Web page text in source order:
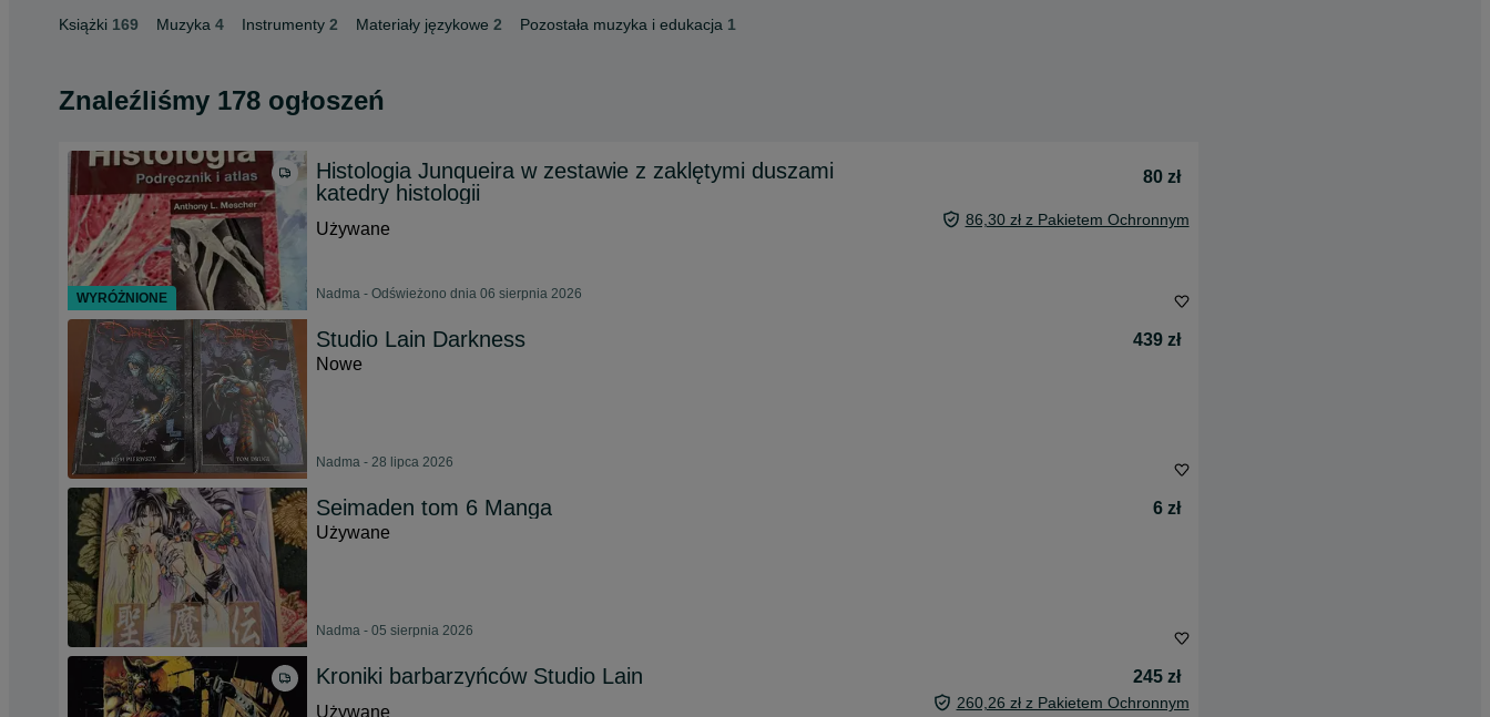
Książki 169 Muzyka 4 Instrumenty 2 Materiały językowe 2 Pozostała muzyka i edukacja 1
Znaleźliśmy 178 ogłoszeń
Histologia Junqueira w zestawie z zaklętymi duszami
katedry histologii
80 zł
Używane 86,30 zł z Pakietem Ochronnym
Nadma - Odświeżono dnia 06 sierpnia 2026
Studio Lain Darkness
439 zł
Nowe
Nadma - 28 lipca 2026
Seimaden tom 6 Manga
6 zł
Używane
Nadma - 05 sierpnia 2026
Kroniki barbarzyńców Studio Lain
245 zł
Używane
260,26 zł z Pakietem Ochronnym
WYRÓŻNIONE